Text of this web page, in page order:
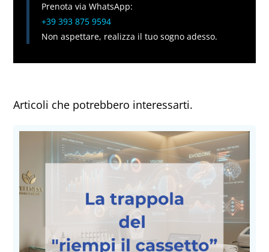
Prenota via WhatsApp:
+39 393 875 9594
Non aspettare, realizza il tuo sogno adesso.
Articoli che potrebbero interessarti.